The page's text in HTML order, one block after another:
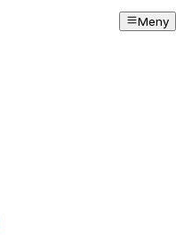
Meny